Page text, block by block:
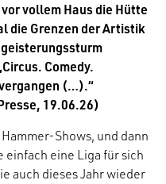
vollem Haus die Hütte
die Grenzen der Artistik
Comedy.
(…).“
19.06.26)
Shows, und dann
einfach eine Liga für sich
auch dieses Jahr wieder